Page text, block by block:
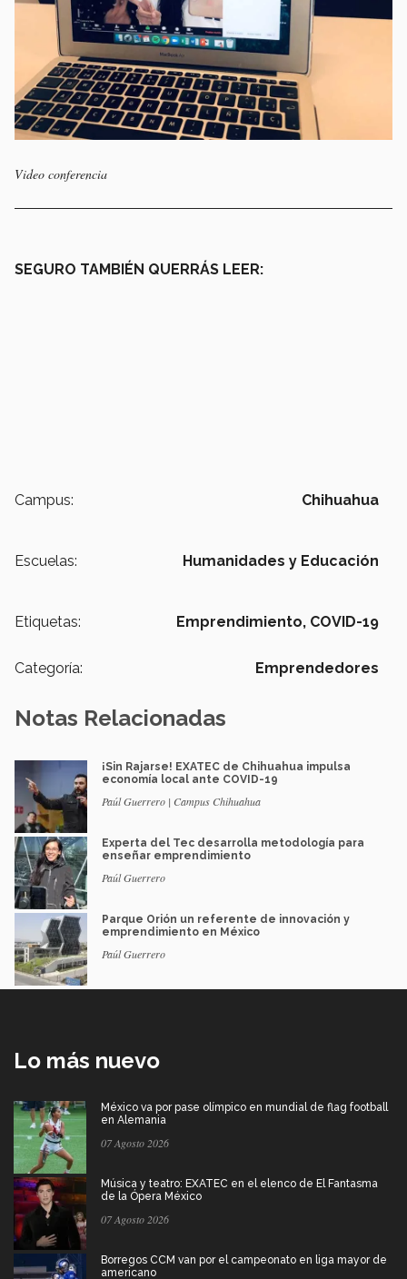
Video conferencia
SEGURO TAMBIÉN QUERRÁS LEER:
Campus: Chihuahua
Escuelas: Humanidades y Educación
Etiquetas: Emprendimiento, COVID-19
Categoría: Emprendedores
Notas Relacionadas
¡Sin Rajarse! EXATEC de Chihuahua impulsa
economía local ante COVID-19
Paúl Guerrero | Campus Chihuahua
Experta del Tec desarrolla metodología para
enseñar emprendimiento
Paúl Guerrero
Parque Orión un referente de innovación y
emprendimiento en México
Paúl Guerrero
Lo más nuevo
México va por pase olímpico en mundial de flag football
en Alemania
07 Agosto 2026
Música y teatro: EXATEC en el elenco de El Fantasma
de la Ópera México
07 Agosto 2026
Borregos CCM van por el campeonato en liga mayor de
americano